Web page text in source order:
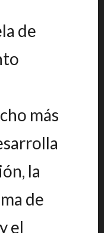
de
más
la
de
el